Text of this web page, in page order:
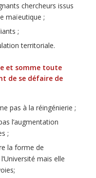
chercheurs issus
maïeutique ;
;
territoriale.
et somme toute
de se défaire de
pas à la réingénierie ;
l’augmentation
;
la forme de
mais elle